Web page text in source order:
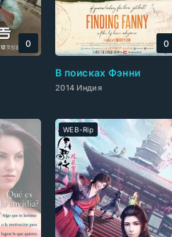
0
В поисках Фэнни
2014 Индия
0
WEB-Rip